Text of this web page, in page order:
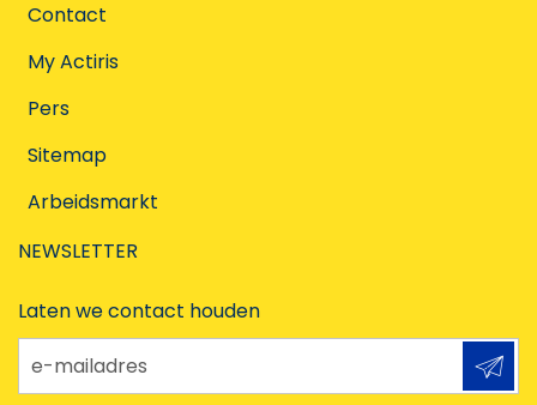
Contact
My Actiris
Pers
Sitemap
Arbeidsmarkt
NEWSLETTER
Laten we contact houden
e-mailadres